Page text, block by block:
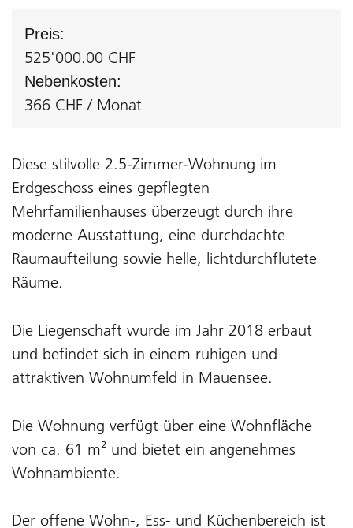
Preis:
525'000.00 CHF
Nebenkosten:
366 CHF / Monat
Diese stilvolle 2.5-Zimmer-Wohnung im
Erdgeschoss eines gepflegten
Mehrfamilienhauses überzeugt durch ihre
moderne Ausstattung, eine durchdachte
Raumaufteilung sowie helle, lichtdurchflutete
Räume.
Die Liegenschaft wurde im Jahr 2018 erbaut
und befindet sich in einem ruhigen und
attraktiven Wohnumfeld in Mauensee.
Die Wohnung verfügt über eine Wohnfläche
von ca. 61 m² und bietet ein angenehmes
Wohnambiente.
Der offene Wohn-, Ess- und Küchenbereich ist